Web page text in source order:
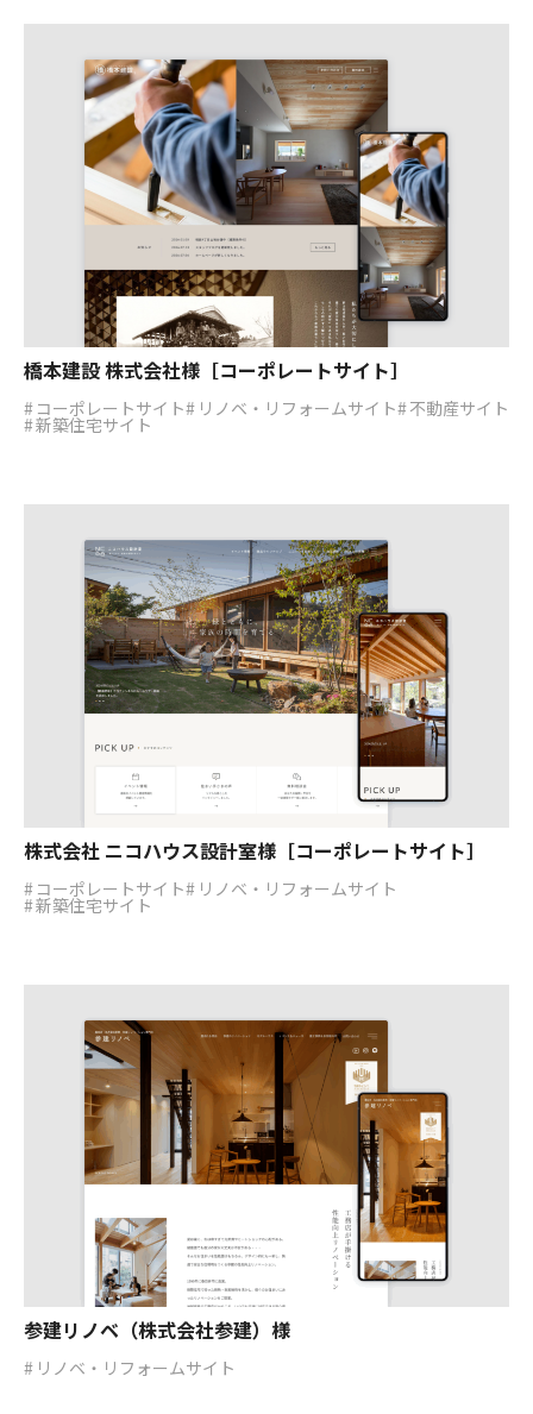
橋本建設 株式会社様［コーポレートサイト］
コーポレートサイト リノベ・リフォームサイト 不動産サイト
新築住宅サイト
株式会社 ニコハウス設計室様［コーポレートサイト］
コーポレートサイト リノベ・リフォームサイト
新築住宅サイト
参建リノベ（株式会社参建）様
リノベ・リフォームサイト